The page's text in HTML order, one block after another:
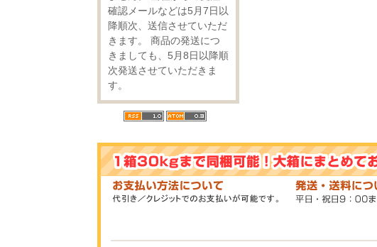
確認メールなどは5月7日以
降順次、送信させていただ
きます。 商品の発送につ
きましても、5月8日以降順
次発送させていただきま
す。